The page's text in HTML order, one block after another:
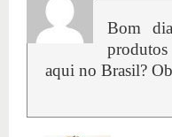
Bom
aqui no Brasil?